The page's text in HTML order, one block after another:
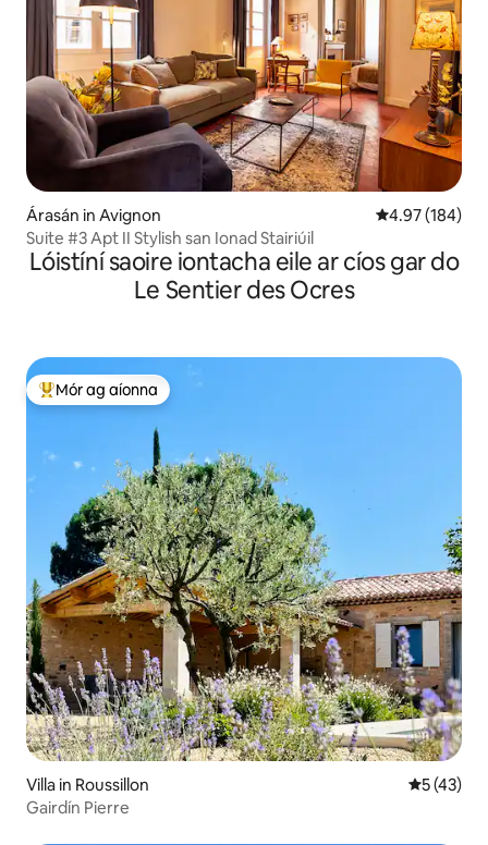
Árasán in Avignon Meánrátáil
4.97 (184)
Suite #3 Apt II Stylish san Ionad Stairiúil
Lóistíní saoire iontacha eile ar cíos gar do
Le Sentier des Ocres
An-mhór ag aíonna
Mór ag aíonna
Villa in Roussillon
5 (43)
Gairdín Pierre